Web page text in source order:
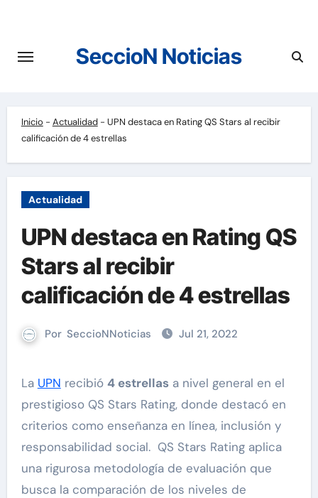
contenido
SeccioN Noticias
Inicio - Actualidad- UPN destaca en Rating QS Stars al recibir
calificación de 4 estrellas
Actualidad
UPN destaca en Rating QS
Stars al recibir
calificación de 4 estrellas
Por SeccioNNoticias Jul 21, 2022
La UPN recibió 4 estrellasa nivel general en el
prestigioso QS Stars Rating, donde destacó en
criterios como enseñanza en línea, inclusión y
responsabilidad social. QS Stars Rating aplica
una rigurosa metodología de evaluación que
busca la comparación de los niveles de